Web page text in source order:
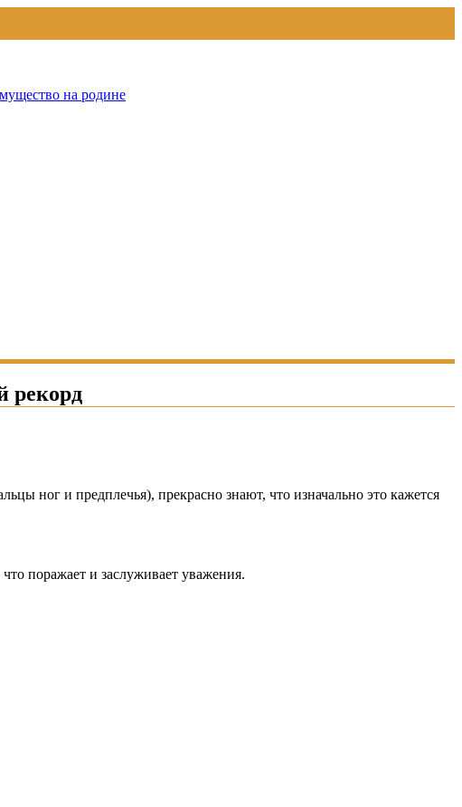
на родине
рекорд
ног и предплечья), прекрасно знают, что изначально это кажется
поражает и заслуживает уважения.